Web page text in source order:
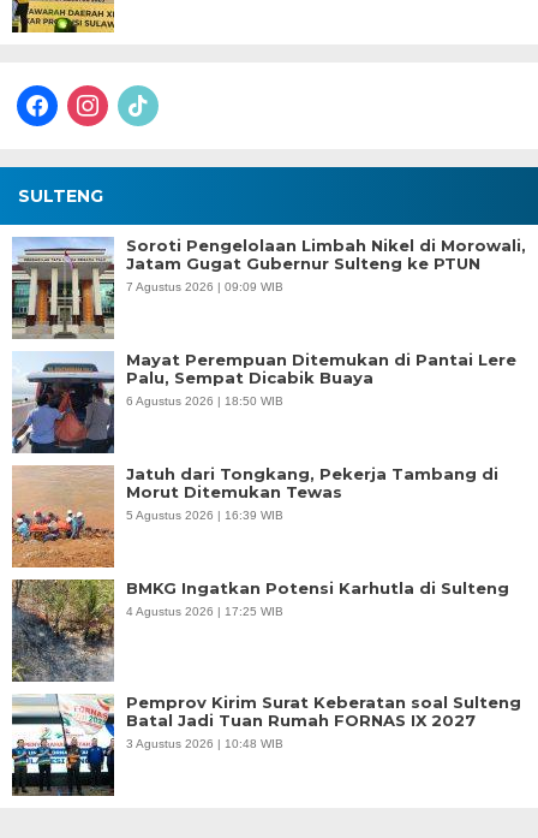
facebookinstagram
tiktok
SULTENG
Soroti Pengelolaan Limbah Nikel di Morowali,
Jatam Gugat Gubernur Sulteng ke PTUN
7 Agustus 2026 | 09:09 WIB
Mayat Perempuan Ditemukan di Pantai Lere
Palu, Sempat Dicabik Buaya
6 Agustus 2026 | 18:50 WIB
Jatuh dari Tongkang, Pekerja Tambang di
Morut Ditemukan Tewas
5 Agustus 2026 | 16:39 WIB
BMKG Ingatkan Potensi Karhutla di Sulteng
4 Agustus 2026 | 17:25 WIB
Pemprov Kirim Surat Keberatan soal Sulteng
Batal Jadi Tuan Rumah FORNAS IX 2027
3 Agustus 2026 | 10:48 WIB